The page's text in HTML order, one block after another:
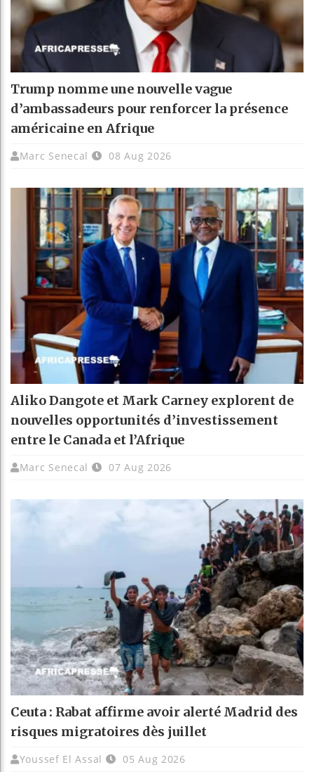
Trump nomme une nouvelle vague
d’ambassadeurs pour renforcer la présence
américaine en Afrique
Marc Senecal 08 Aug 2026
Aliko Dangote et Mark Carney explorent de
nouvelles opportunités d’investissement
entre le Canada et l’Afrique
Marc Senecal 07 Aug 2026
Ceuta : Rabat affirme avoir alerté Madrid des
risques migratoires dès juillet
Youssef El Assal 05 Aug 2026